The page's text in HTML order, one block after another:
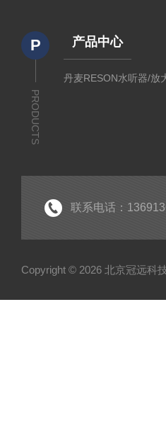
P
PRODUCTS
产品中心
丹麦RESON水听器/放
联系电话：
Copyright © 2026 北京冠远科